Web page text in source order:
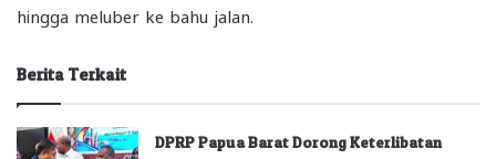
hingga meluber ke bahu jalan.
Berita Terkait
DPRP Papua Barat Dorong Keterlibatan